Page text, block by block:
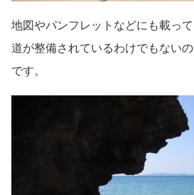
地図やパンフレットなどにも載っ
道が整備されているわけでもない
です。